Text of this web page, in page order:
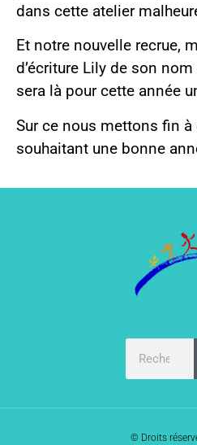
dans cette atelier
Et notre nouvelle recrue,
d’écriture Lily de son
sera là pour cette année
Sur ce nous mettons fin
souhaitant une bonne
© Droits